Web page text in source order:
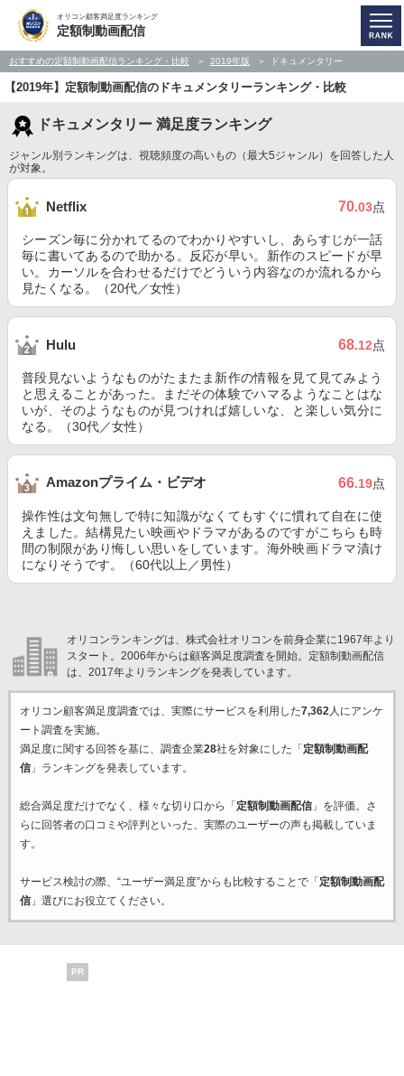
オリコン顧客満足度ランキング
定額制動画配信
おすすめの定額制動画配信ランキング・比較 2019年版 ドキュメンタリー
【2019年】定額制動画配信のドキュメンタリーランキング・比較
ドキュメンタリー 満足度ランキング
ジャンル別ランキングは、視聴頻度の高いもの（最大5ジャンル）を回答した人
が対象。
Netflix 70.03点
シーズン毎に分かれてるのでわかりやすいし、あらすじが一話
毎に書いてあるので助かる。反応が早い。新作のスピードが早
い。カーソルを合わせるだけでどういう内容なのか流れるから
見たくなる。（20代／女性）
Hulu 68.12点
普段見ないようなものがたまたま新作の情報を見て見てみよう
と思えることがあった。まだその体験でハマるようなことはな
いが、そのようなものが見つければ嬉しいな、と楽しい気分に
なる。（30代／女性）
Amazonプライム・ビデオ 66.19点
操作性は文句無しで特に知識がなくてもすぐに慣れて自在に使
えました。結構見たい映画やドラマがあるのですがこちらも時
間の制限があり悔しい思いをしています。海外映画ドラマ漬け
になりそうです。（60代以上／男性）
オリコンランキングは、株式会社オリコンを前身企業に1967年より
スタート。2006年からは顧客満足度調査を開始。定額制動画配信
は、2017年よりランキングを発表しています。
オリコン顧客満足度調査では、実際にサービスを利用した7,362人にアンケ
ート調査を実施。
満足度に関する回答を基に、調査企業28社を対象にした「 定額制動画配
信」ランキングを発表しています。
総合満足度だけでなく、様々な切り口から「 定額制動画配信」を評価。さ
らに回答者の口コミや評判といった、実際のユーザーの声も掲載していま
す。
サービス検討の際、“ユーザー満足度”からも比較することで「 定額制動画配
信」選びにお役立てください。
PR